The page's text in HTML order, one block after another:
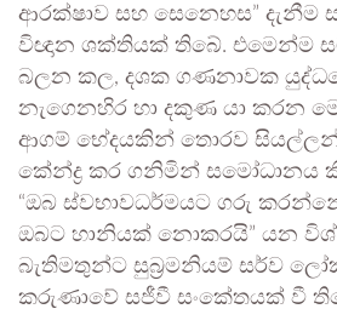
ආරක්ෂාව සහ සෙනෙහස” දැනීම
විඥාන ශක්තියක් තිබේ. එමෙන්ම
බලන කල, දශක ගණනාවක
නැගෙනහිර හා දකුණ යා කරන
ආගම් භේදයකින් තොරව
කේන්ද්‍ර කර ගනිමින් සමෝධානය
“ඔබ ස්වභාවධර්මයට ගරු
ඔබට හානියක් නොකරයි” යන
බැතිමතුන්ට සුබ්‍රමනියම් සර්ව
කරුණාවේ සජීවී සංකේතයක් වී